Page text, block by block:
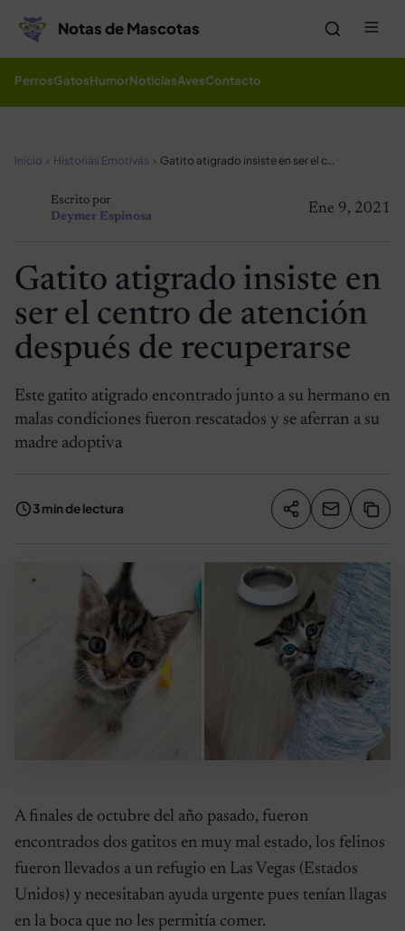
Notas de Mascotas
PerrosGatosHumorNoticiasAvesContacto
Inicio Historias Emotivas Gatito atigrado insiste en ser el centro de atención después de recuperarse
Ene 9, 2021
Escrito por
Deymer Espinosa
Gatito atigrado insiste en
ser el centro de atención
después de recuperarse
Este gatito atigrado encontrado junto a su hermano en
malas condiciones fueron rescatados y se aferran a su
madre adoptiva
3 min de lectura Compartir
A finales de octubre del año pasado, fueron
encontrados dos gatitos en muy mal estado, los felinos
fueron llevados a un refugio en Las Vegas (Estados
Unidos) y necesitaban ayuda urgente pues tenían llagas
en la boca que no les permitía comer.